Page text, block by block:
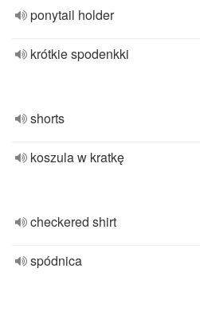
ponytail holder
krótkie spodenkki
shorts
koszula w kratkę
checkered shirt
spódnica